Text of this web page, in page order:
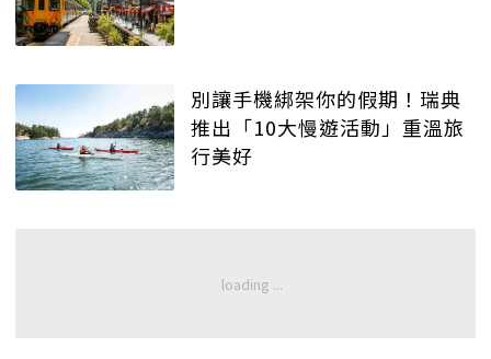
別讓手機綁架你的假期！瑞典
推出「10大慢遊活動」重溫旅
行美好